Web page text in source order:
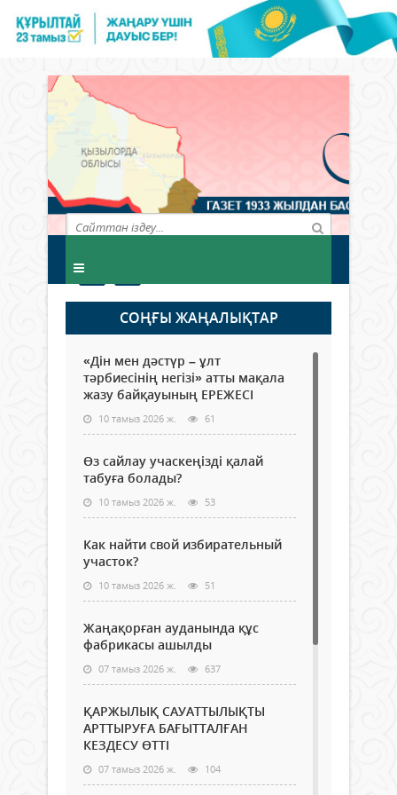
СОҢҒЫ ЖАҢАЛЫҚТАР
«Дін мен дәстүр – ұлт
тәрбиесінің негізі» атты мақала
жазу байқауының ЕРЕЖЕСІ
10 тамыз 2026 ж. 61
Өз сайлау учаскеңізді қалай
табуға болады?
10 тамыз 2026 ж. 53
Как найти свой избирательный
участок?
10 тамыз 2026 ж. 51
Жаңақорған ауданында құс
фабрикасы ашылды
07 тамыз 2026 ж. 637
ҚАРЖЫЛЫҚ САУАТТЫЛЫҚТЫ
АРТТЫРУҒА БАҒЫТТАЛҒАН
КЕЗДЕСУ ӨТТІ
07 тамыз 2026 ж. 104